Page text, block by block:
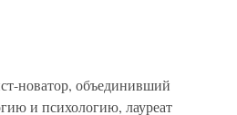
новатор, объединивший
и психологию, лауреат